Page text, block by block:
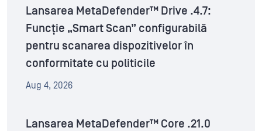
Lansarea MetaDefender™ Drive .4.7:
Funcție „Smart Scan” configurabilă
pentru scanarea dispozitivelor în
conformitate cu politicile
Aug 4, 2026
Lansarea MetaDefender™ Core .21.0